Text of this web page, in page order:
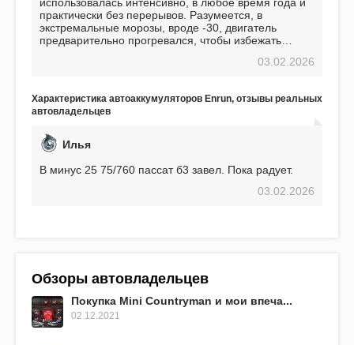
практически без перерывов. Разумеется, в
экстремальные морозы, вроде -30, двигатель
предварительно прогревался, чтобы избежать
использования не было ни единой поломки,
EFB 75. Судя по характеристикам, он даже
превосходит предыдущую модель.
03.02.2026
Характеристика автоаккумуляторов Enrun, отзывы реальных
автовладельцев
Илья
В минус 25 75/760 пассат б3 завел. Пока радует.
03.02.2026
Обзоры автовладельцев
Покупка Mini Countryman и мои впеча...
02.12.2021